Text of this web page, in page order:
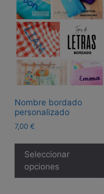
Nombre bordado
personalizado
7,00 €
Seleccionar
opciones